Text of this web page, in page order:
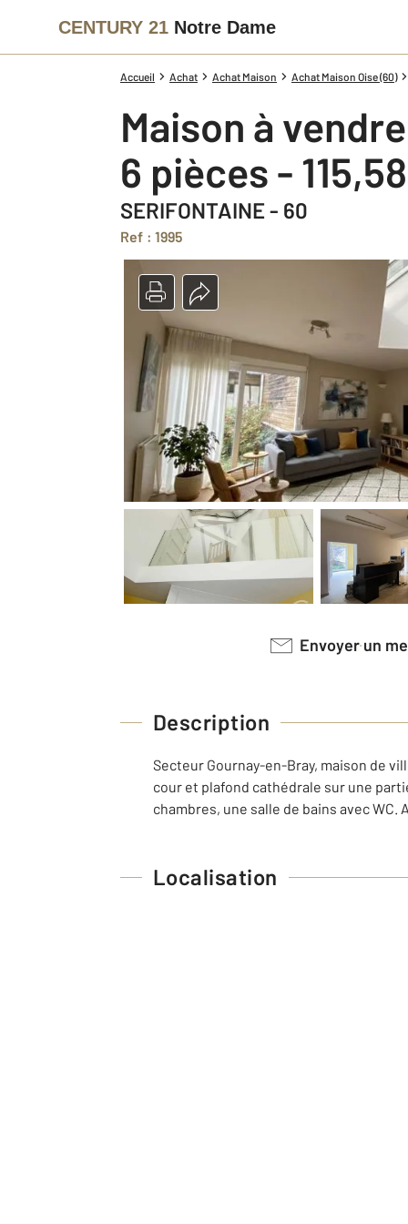
CENTURY 21 Notre Dame
Accueil Achat Achat Maison Achat Maison Oise (60)
Maison à vendre
6 pièces -
SERIFONTAINE - 60
Ref : 1995
Envoyer un
Description
Secteur Gournay-en-Bray, maison de
cour et plafond cathédrale sur une
chambres, une salle de bains avec
Localisation